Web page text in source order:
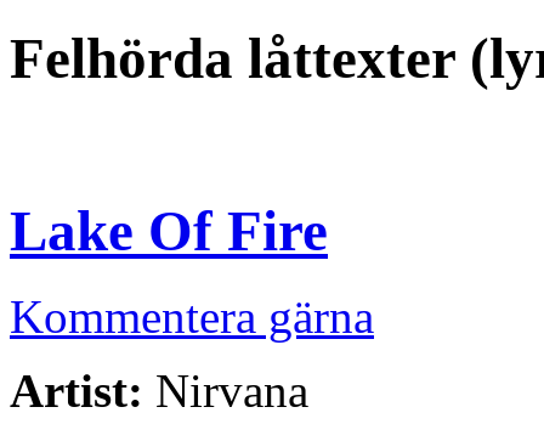
Felhörda låttexter
Lake Of Fire
Kommentera gärna
Artist: Nirvana